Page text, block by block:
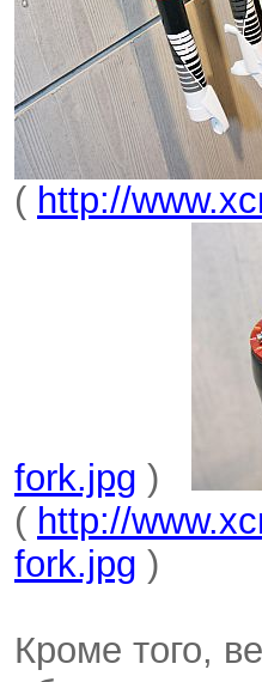
( http://
fork.jpg )
( http://
fork.jpg )
Кроме того,